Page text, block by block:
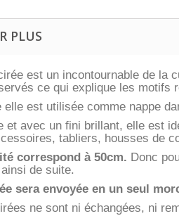
PLUS
est un incontournable de la
ce qui explique les motifs
elle est utilisée comme nappe
et avec un fini brillant, elle est
tabliers, housses de
correspond à 50cm. Donc
de suite.
sera envoyée en un seul
ne sont ni échangées, ni